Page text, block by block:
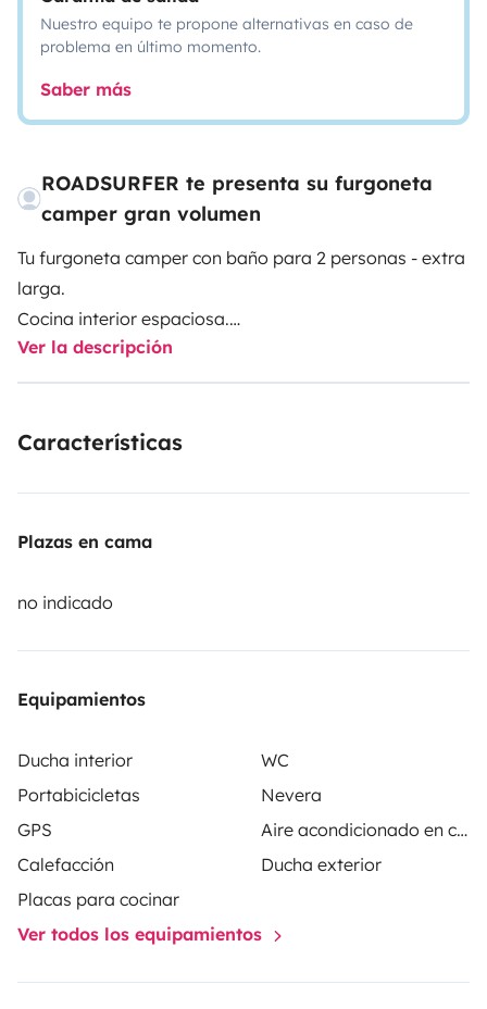
Nuestro equipo te propone alternativas en caso de
problema en último momento.
Saber más
ROADSURFER te presenta su furgoneta
camper gran volumen
Tu furgoneta camper con baño para 2 personas - extra
larga.
Cocina interior espaciosa.
Baño extra grande con ducha de agua caliente y WC.
Calefacción autónoma. 2 camas sin conversión.
content/uploads/roadsurfer-RENT-TermsConditions-
El arrendatario debe contratar su propio seguro de
de Roadsurfer se aplica con carácter secundario, como
Ver la descripción
Características
Plazas en cama
no indicado
Equipamientos
Ducha interior
WC
Portabicicletas
Nevera
GPS
Aire acondicionado en cabina
Calefacción
Ducha exterior
Placas para cocinar
Ver todos los equipamientos